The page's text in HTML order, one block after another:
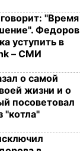
"Время
Федоров
уступить в
– СМИ
о самой
жизни и о
посоветовал
"котла"